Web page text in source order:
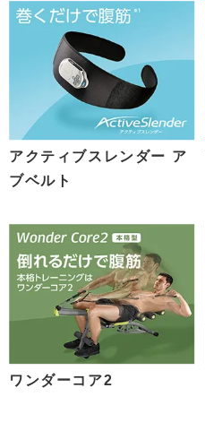
アクティブスレンダー ア
ブベルト
ワンダーコア2